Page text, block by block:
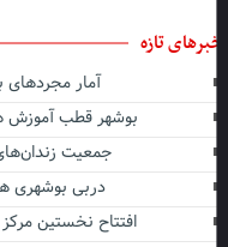
تازه
آمار مجردهای
بوشهر قطب آموزش
جمعیت زندان‌های بوشهر ۱۰
دربی بوشهری
افتتاح نخستین مرکز